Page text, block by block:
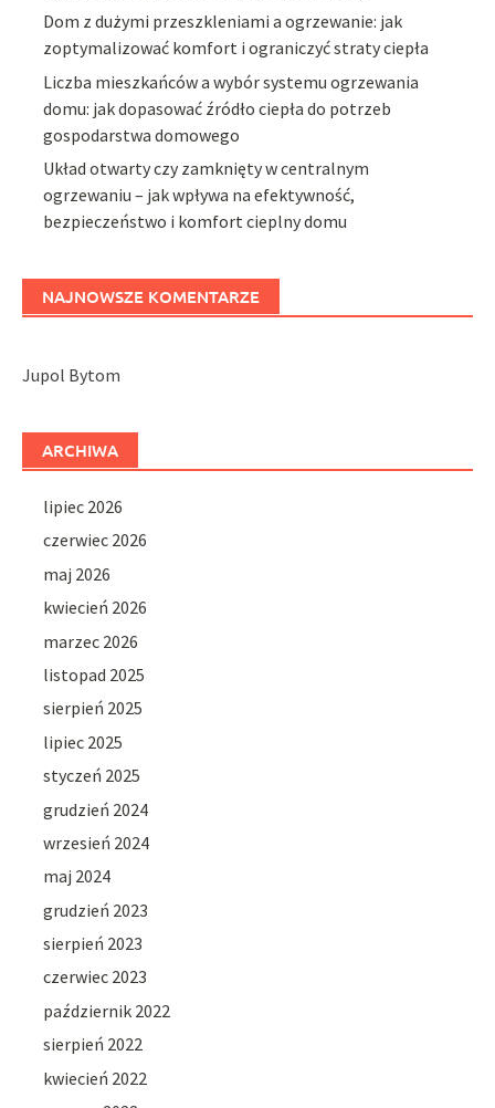
Dom z dużymi przeszkleniami a ogrzewanie: jak
zoptymalizować komfort i ograniczyć straty ciepła
Liczba mieszkańców a wybór systemu ogrzewania
domu: jak dopasować źródło ciepła do potrzeb
gospodarstwa domowego
Układ otwarty czy zamknięty w centralnym
ogrzewaniu – jak wpływa na efektywność,
bezpieczeństwo i komfort cieplny domu
NAJNOWSZE KOMENTARZE
Jupol Bytom
ARCHIWA
lipiec 2026
czerwiec 2026
maj 2026
kwiecień 2026
marzec 2026
listopad 2025
sierpień 2025
lipiec 2025
styczeń 2025
grudzień 2024
wrzesień 2024
maj 2024
grudzień 2023
sierpień 2023
czerwiec 2023
październik 2022
sierpień 2022
kwiecień 2022